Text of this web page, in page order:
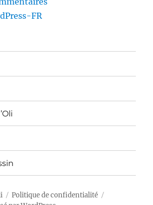
FR
Politique de confidentialité